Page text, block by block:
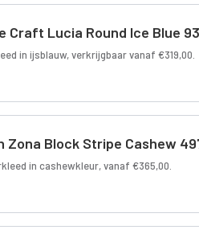
Craft Lucia Round Ice Blue
in ijsblauw, verkrijgbaar vanaf €319,00.
Zona Block Stripe Cashew
in cashewkleur, vanaf €365,00.